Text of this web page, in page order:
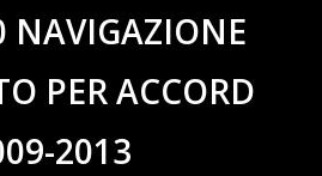
NAVIGAZIONE
PER ACCORD
2013